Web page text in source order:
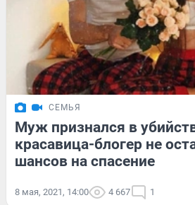
СЕМЬЯ
Муж признался в
красавица-блогер не
шансов на спасение
8 мая, 2021, 14:00 4 667 1